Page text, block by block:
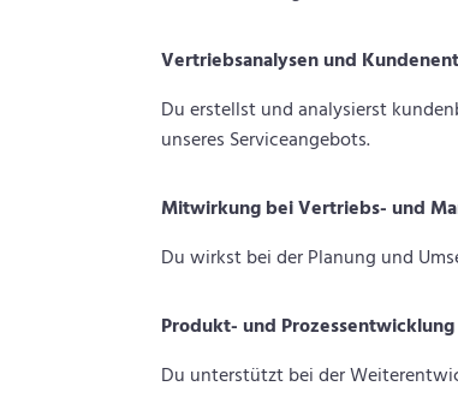
Vertriebsanalysen und
Du erstellst und analysierst
unseres Serviceangebots.
Mitwirkung bei Vertriebs- und
Du wirkst bei der Planung und
Produkt- und Prozessentwicklung
Du unterstützt bei der